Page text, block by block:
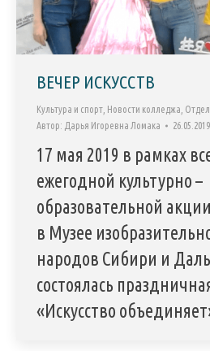
ВЕЧЕР ИСКУССТВ
Культура и спорт Новости колледжа
Автор: Дарья Игоревна Ломака 26.05.2019
17 мая 2019 в рамках
ежегодной культурно –
образовательной
в Музее
народов Сибири и
состоялась
«Искусство